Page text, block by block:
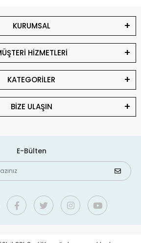
KURUMSAL
HİZMETLERİ
KATEGORİLER
BİZE ULAŞIN
E-Bülten